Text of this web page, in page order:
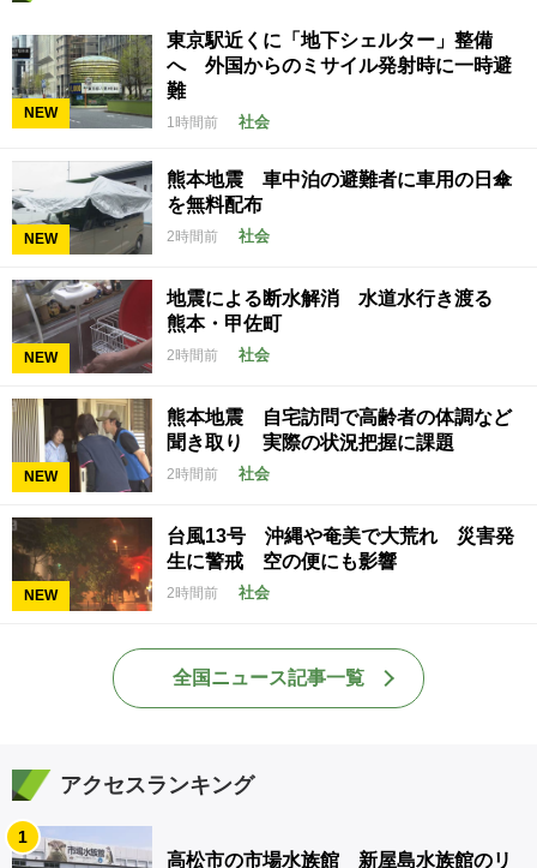
NEW
東京駅近くに「地下シェルター」整備
へ 外国からのミサイル発射時に一時避
難
1時間前 社会
NEW
熊本地震 車中泊の避難者に車用の日傘
を無料配布
2時間前 社会
NEW
地震による断水解消 水道水行き渡る
熊本・甲佐町
2時間前 社会
NEW
熊本地震 自宅訪問で高齢者の体調など
聞き取り 実際の状況把握に課題
2時間前 社会
NEW
台風13号 沖縄や奄美で大荒れ 災害発
生に警戒 空の便にも影響
2時間前 社会
全国ニュース記事一覧
アクセスランキング
1
高松市の市場水族館 新屋島水族館のリ